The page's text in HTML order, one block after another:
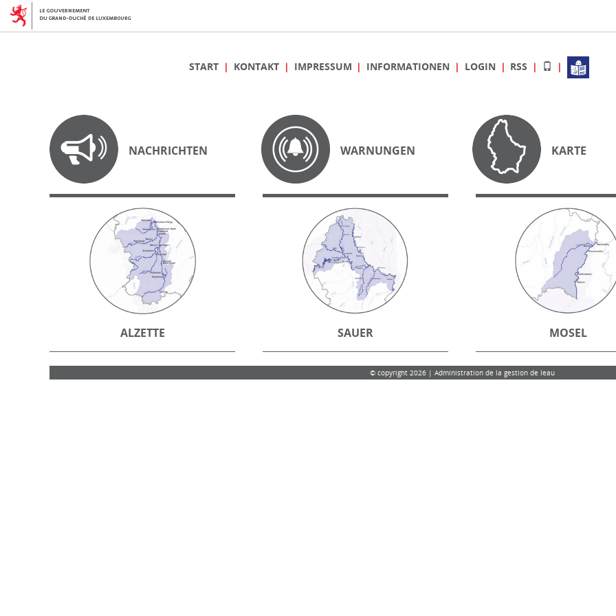
START KONTAKT IMPRESSUM INFORMATIONEN LOGIN RSS
NACHRICHTEN WARNUNGEN KARTE
ALZETTE SAUER MOSEL
© copyright 2026 | Administration de la gestion de leau